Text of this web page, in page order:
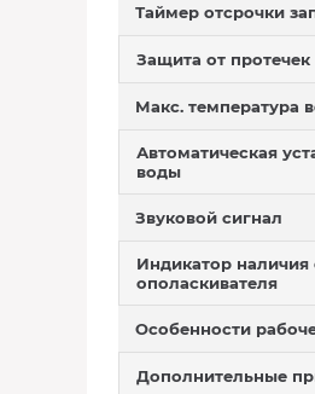
Таймер отсрочки
Защита от протечек
Макс. температура
Автоматическая
воды
Звуковой сигнал
Индикатор наличия
ополаскивателя
Особенности
Дополнительные